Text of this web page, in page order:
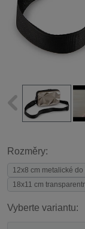
Rozměry:
12x8 cm metalické do
18x11 cm
Vyberte variantu: